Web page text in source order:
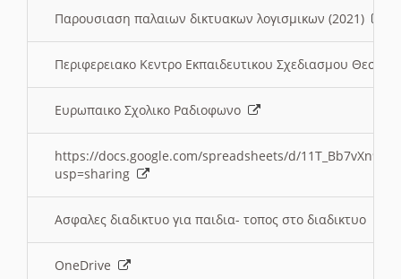
Παρουσιαση παλαιων δικτυακων λογισμικων (2021)
Περιφερειακο Κεντρο Εκπαιδευτικου Σχεδιασμου
Ευρωπαικο Σχολικο Ραδιοφωνο
https://docs.google.com/spreadsheets/d/
usp=sharing
Ασφαλες διαδικτυο για παιδια- τοπος στο διαδικτυο
OneDrive